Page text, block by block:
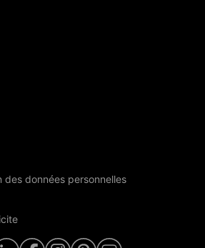
données personnelles